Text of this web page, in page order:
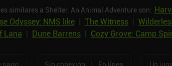
similares a Shelter: An Animal Adventure son:
Odyssey: NMS like| The Witness|
Lana Dune Barrens| Cozy Grove: Camp